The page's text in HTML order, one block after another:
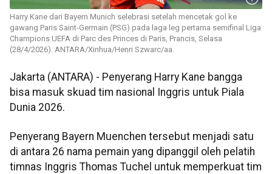
Harry Kane dari Bayern Munich selebrasi setelah mencetak gol ke
gawang Paris Saint-Germain (PSG) pada laga leg pertama semifinal Liga
Champions UEFA di Parc des Princes di Paris, Prancis, Selasa
(28/4/2026). ANTARA/Xinhua/Henri Szwarc/aa.
Jakarta (ANTARA) - Penyerang Harry Kane bangga
bisa masuk skuad tim nasional Inggris untuk Piala
Dunia 2026.
Penyerang Bayern Muenchen tersebut menjadi satu
di antara 26 nama pemain yang dipanggil oleh pelatih
timnas Inggris Thomas Tuchel untuk memperkuat tim